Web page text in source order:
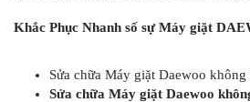
Khắc Phục Nhanh số sự Máy giặt
Sửa chữa Máy giặt Daewoo không
Sửa chữa Máy giặt Daewoo